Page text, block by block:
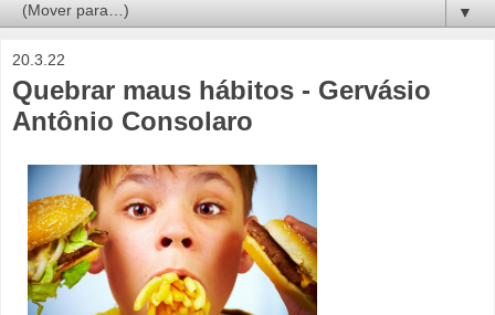
▼
20.3.22
Quebrar maus hábitos - Gervásio
Antônio Consolaro